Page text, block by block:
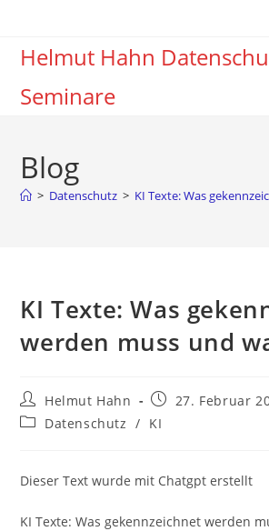
springenHelmut Hahn
Seminare
Blog
> Datenschutz > KI Texte: Was
KI Texte: Was
werden muss und
Beitrags-
Autor:
Helmut Hahn
Beitrag
veröffentlicht:
27. Februar
Beitrags-
Datenschutz / KI
Dieser Text wurde mit Chatgpt erstellt
KI Texte: Was gekennzeichnet werden